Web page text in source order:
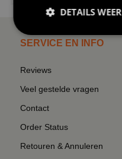
SERVICE EN INFO
Reviews
Veel gestelde vragen
Contact
Order Status
Retouren & Annuleren
DETAILS